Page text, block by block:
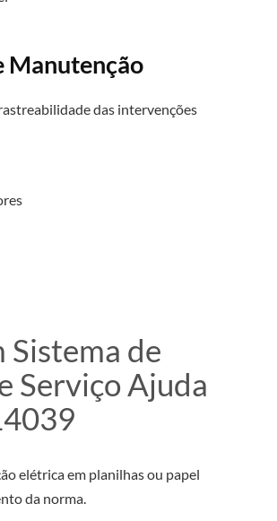
Manutenção
das intervenções
Sistema de
Serviço Ajuda
elétrica em planilhas ou papel
da norma.